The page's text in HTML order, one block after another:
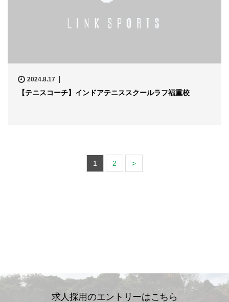
2024.8.17
【テニスコーチ】インドアテニススクールラフ福重校
1 2 >
求人採用のエントリーはこちら